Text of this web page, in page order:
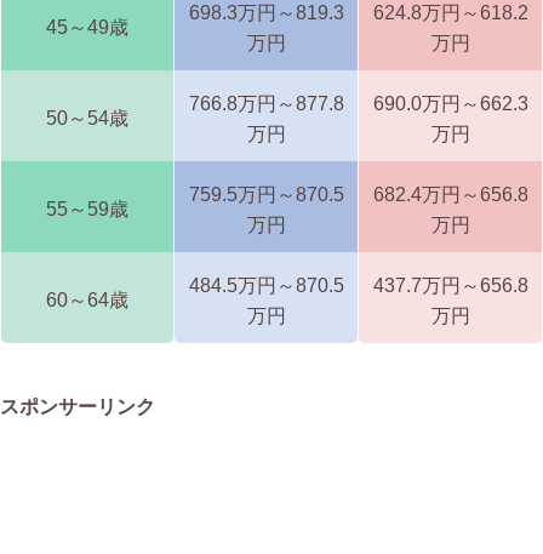
45～49歳
698.3万円～819.3
万円
624.8万円～618.2
万円
50～54歳
766.8万円～877.8
万円
690.0万円～662.3
万円
55～59歳
759.5万円～870.5
万円
682.4万円～656.8
万円
60～64歳
484.5万円～870.5
万円
437.7万円～656.8
万円
スポンサーリンク